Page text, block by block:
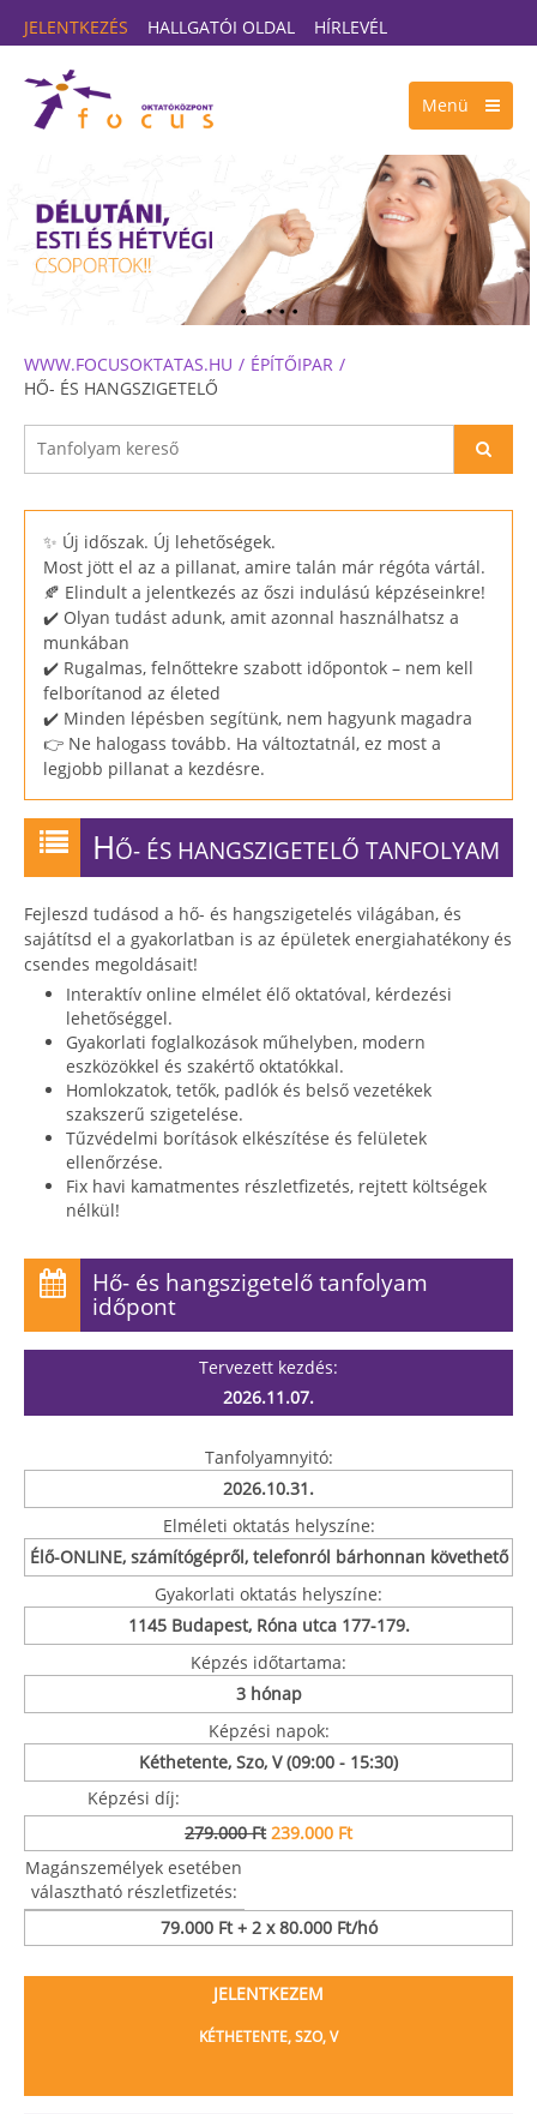
JELENTKEZÉS HALLGATÓI OLDAL HÍRLEVÉL
Menü
WWW.FOCUSOKTATAS.HU
ÉPÍTŐIPAR
HŐ- ÉS HANGSZIGETELŐ
✨ Új időszak. Új lehetőségek.
Most jött el az a pillanat, amire talán már régóta vártál.
🍂 Elindult a jelentkezés az őszi indulású képzéseinkre!
✔️ Olyan tudást adunk, amit azonnal használhatsz a
munkában
✔️ Rugalmas, felnőttekre szabott időpontok – nem kell
felborítanod az életed
✔️ Minden lépésben segítünk, nem hagyunk magadra
👉 Ne halogass tovább. Ha változtatnál, ez most a
legjobb pillanat a kezdésre.
HŐ- ÉS HANGSZIGETELŐ TANFOLYAM
Fejleszd tudásod a hő- és hangszigetelés világában, és
sajátítsd el a gyakorlatban is az épületek energiahatékony és
csendes megoldásait!
Interaktív online elmélet élő oktatóval, kérdezési
lehetőséggel.
Gyakorlati foglalkozások műhelyben, modern
eszközökkel és szakértő oktatókkal.
Homlokzatok, tetők, padlók és belső vezetékek
szakszerű szigetelése.
Tűzvédelmi borítások elkészítése és felületek
ellenőrzése.
Fix havi kamatmentes részletfizetés, rejtett költségek
nélkül!
Hő- és hangszigetelő tanfolyam
időpont
Tervezett kezdés:
2026.11.07.
Tanfolyamnyitó:
2026.10.31.
Elméleti oktatás helyszíne:
Élő-ONLINE, számítógépről, telefonról bárhonnan követhető
Gyakorlati oktatás helyszíne:
1145 Budapest, Róna utca 177-179.
Képzés időtartama:
3 hónap
Képzési napok:
Kéthetente, Szo, V (09:00 - 15:30)
Képzési díj:
279.000 Ft 239.000 Ft
Magánszemélyek esetében
választható részletfizetés:
79.000 Ft + 2 x 80.000 Ft/hó
JELENTKEZEM
KÉTHETENTE, SZO, V